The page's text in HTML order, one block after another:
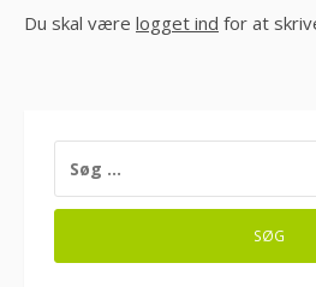
Du skal være logget ind for at
EFTER: